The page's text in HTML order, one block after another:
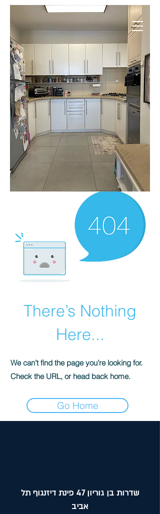
There’s Nothing
Here...
We can’t find the page you’re looking for.
Check the URL, or head back home.
Go Home
שדרות בן גוריון 47 פינת דיזנגוף תל
אביב